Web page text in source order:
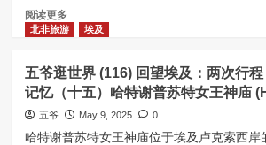
记
忆
八）
卡
纳
克
神
埃
次
行
程，
阅读更多Read
more
五
爷
逛
世
界
北非旅游 埃及
五爷逛世界 (116) 回望埃及：两次行
记忆（十五）哈特谢普苏特女王神庙
五爷 May 9, 2025 0
哈特谢普苏特女王神庙位于埃及卢克索西岸